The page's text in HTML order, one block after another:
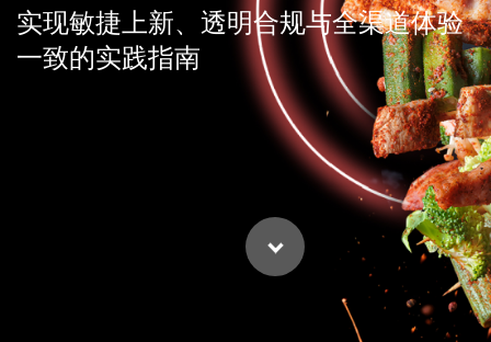
实现敏捷上新、透明合规与全渠道体验
一致的实践指南